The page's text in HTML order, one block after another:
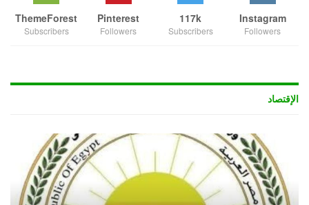
Instagram
Followers
117k
Subscribers
Pinterest
Followers
ThemeForest
Subscribers
الإقتصاد